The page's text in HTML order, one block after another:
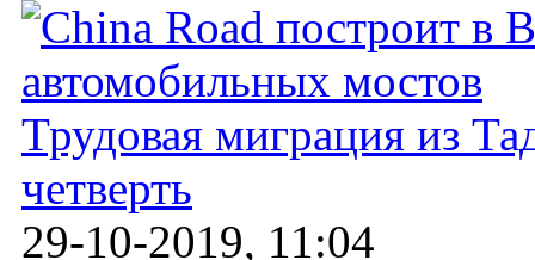
Трудовая миграция из
четверть
29-10-2019, 11:04